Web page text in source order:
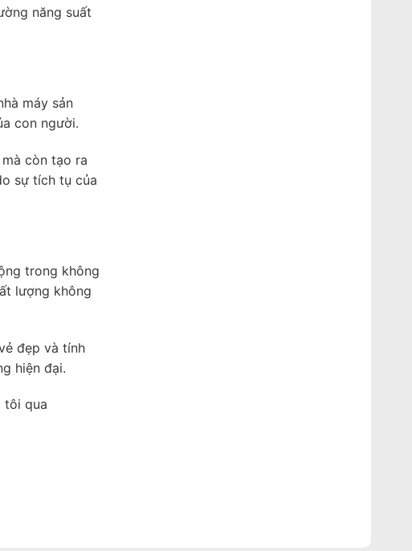
năng suất
máy sản
con người.
còn tạo ra
sự tích tụ của
trong không
lượng không
đẹp và tính
hiện đại.
tôi qua